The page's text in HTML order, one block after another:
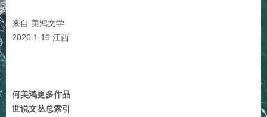
来自 美鸿文学
2026.1.16 江西
何美鸿更多作品
世说文丛总索引